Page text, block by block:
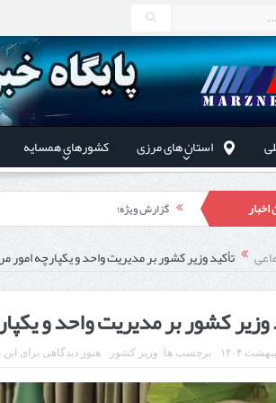
استان های مرزی کشورهای همسایه
گزارش ویژه؛
طرز تهیه خورش خلال کرمانشاهی +نکات
استاندار اردبیل در دیدار
راه‌اندازی کامل منطقه
تأکید وزیر کشور بر مدیریت واحد و یکپارچه امور
وزیر کشور بر مدیریت واحد و
برچسب ها: وزیر کشور هنوز دیدگاهی برای این